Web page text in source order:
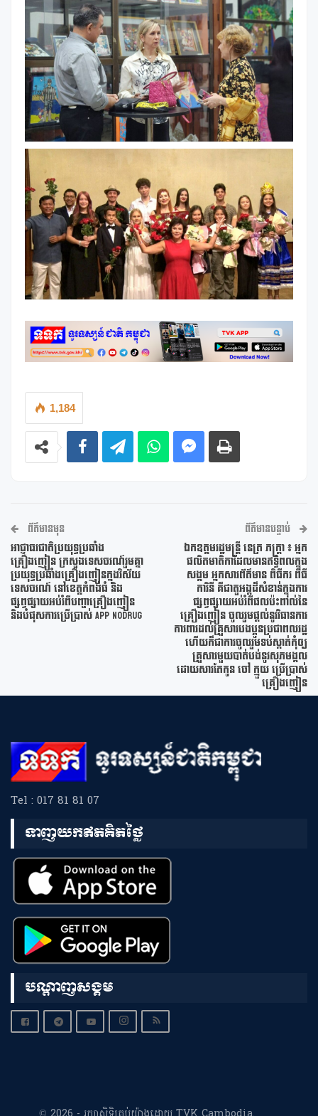
1,184
ព័ត៌មានមុន
អាជ្ញាធរជាតិប្រយុទ្ធប្រឆាំង
គ្រឿងញៀន ក្រសួងទេសចរណ៍រួមគ្នា
ប្រយុទ្ធប្រឆាំងគ្រឿងញៀនក្នុងវិស័យ
ទេសចរណ៍ នៅខេត្តកំពង់ធំ និង
ផ្សព្វផ្សាយអប់រំពីបញ្ហាគ្រឿងញៀន
និងបំផុសការប្រើប្រាស់ App NoDrug
ព័ត៌មានបន្ទាប់
ឯកឧត្តមរដ្ឋមន្រ្តី នេត្រ ភក្ត្រា ៖ អ្នក
ផលិតមាតិកាដែលមានឥទ្ធិពលក្នុង
សង្គម អ្នកសារព័ត៌មាន ពិធីករ ពិធី
ការិនី គឺជាតួអង្គដ៏សំខាន់ក្នុងការ
ផ្សព្វផ្សាយអប់រំពីផលប៉ះពាល់នៃ
គ្រឿងញៀន ចូលរួមផ្តល់នូវវិធានការ
ការពារដល់គ្រួសារបងប្អូនប្រជាពលរដ្ឋ
ហើយក៏ជាការចូលរួមទប់ស្កាត់កុំឲ្យ
គ្រួសារមួយបាត់បង់នូវសុភមង្គល
ដោយសារតែកូន ចៅ ក្មួយ ប្រើប្រាស់
គ្រឿងញៀន
Tel : 017 81 81 07
ទាញយកឥតគិតថ្លៃ
បណ្តាញសង្គម